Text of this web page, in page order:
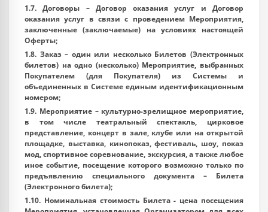
1.7.Договоры – Договор оказания услуг и Договор
оказания услуг в связи с проведением Мероприятия,
заключенные (заключаемые) на условиях настоящей
Оферты;
1.8. Заказ – один или несколько Билетов (Электронных
билетов) на одно (несколько) Мероприятие, выбранных
Покупателем (для Покупателя) из Системы и
объединенных в Системе единым идентификационным
номером;
1.9. Мероприятие – культурно-зрелищное мероприятие,
в том числе театральный спектакль, цирковое
представление, концерт в зале, клубе или на открытой
площадке, выставка, кинопоказ, фестиваль, шоу, показ
мод, спортивное соревнование, экскурсия, а также любое
иное событие, посещение которого возможно только по
предъявлению специального документа – Билета
(Электронного билета);
1.10. Номинальная стоимость Билета- цена посещения